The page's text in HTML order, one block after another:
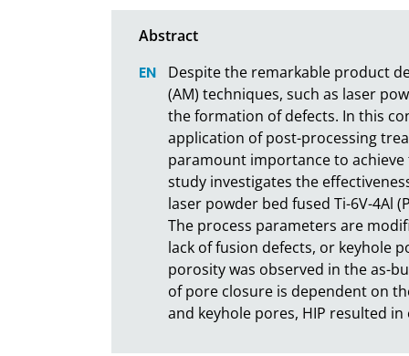
Despite the remarkable product
(AM) techniques, such as laser
the formation of defects. In this
application of post-processing
paramount importance to
study investigates the
laser powder bed fused Ti-6V-4Al
The process parameters are
lack of fusion defects, or keyhole
porosity was observed in the as-
of pore closure is dependent on
and keyhole pores, HIP resulted